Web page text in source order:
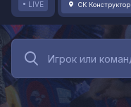
LIVE СК Конструктор